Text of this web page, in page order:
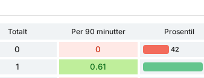
Totalt Per 90 minutter
Prosentil
0 0 42
1 0.61